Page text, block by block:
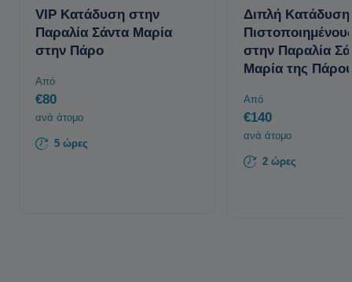
VIP Κατάδυση στην
Παραλία Σάντα Μαρία
στην Πάρο
Από
€80
ανά άτομο
5 ώρες
Διπλή Kατάδυση
στην Παραλία
Μαρία της
Από
€140
ανά άτομο
2 ώρες